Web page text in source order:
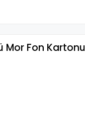
Mor Fon